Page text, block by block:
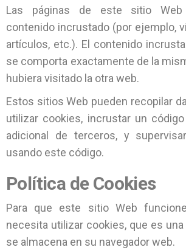
Las páginas de este sitio Web
contenido incrustado (por ejemplo,
artículos, etc.). El contenido
se comporta exactamente de la
hubiera visitado la otra web.
Estos sitios Web pueden recopilar
utilizar cookies, incrustar un
adicional de terceros, y
usando este código.
Política de Cookies
Para que este sitio Web
necesita utilizar cookies, que es
se almacena en su navegador web.